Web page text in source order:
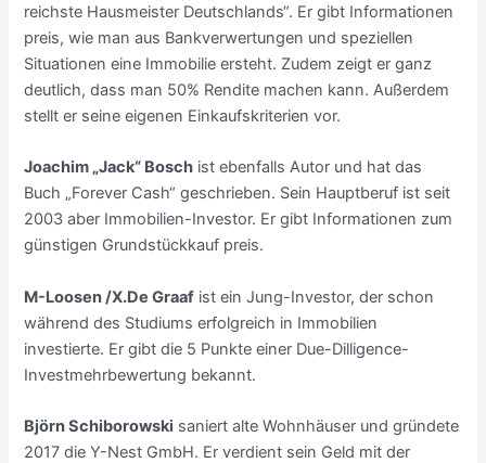
reichste Hausmeister Deutschlands“. Er gibt Informationen
preis, wie man aus Bankverwertungen und speziellen
Situationen eine Immobilie ersteht. Zudem zeigt er ganz
deutlich, dass man 50% Rendite machen kann. Außerdem
stellt er seine eigenen Einkaufskriterien vor.
Joachim „Jack“ Bosch ist ebenfalls Autor und hat das
Buch „Forever Cash“ geschrieben. Sein Hauptberuf ist seit
2003 aber Immobilien-Investor. Er gibt Informationen zum
günstigen Grundstückkauf preis.
M-Loosen /X.De Graaf ist ein Jung-Investor, der schon
während des Studiums erfolgreich in Immobilien
investierte. Er gibt die 5 Punkte einer Due-Dilligence-
Investmehrbewertung bekannt.
Björn Schiborowski saniert alte Wohnhäuser und gründete
2017 die Y-Nest GmbH. Er verdient sein Geld mit der